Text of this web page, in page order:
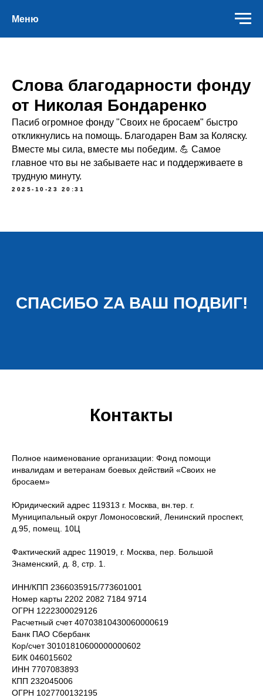
Меню
Слова благодарности фонду
от Николая Бондаренко
Пасиб огромное фонду "Своих не бросаем" быстро
откликнулись на помощь. Благодарен Вам за Коляску.
Вместе мы сила, вместе мы победим. 💪 Самое
главное что вы не забываете нас и поддерживаете в
трудную минуту.
2025-10-23 20:31
СПАСИБО ZA ВАШ ПОДВИГ!
Контакты
Полное наименование организации: Фонд помощи
инвалидам и ветеранам боевых действий «Своих не
бросаем»
Юридический адрес 119313 г. Москва, вн.тер. г.
Муниципальный округ Ломоносовский, Ленинский проспект,
д.95, помещ. 10Ц
Фактический адрес 119019, г. Москва, пер. Большой
Знаменский, д. 8, стр. 1.
ИНН/КПП 2366035915/773601001
Номер карты 2202 2082 7184 9714
ОГРН 1222300029126
Расчетный счет 40703810430060000619
Банк ПАО Сбербанк
Кор/счет 30101810600000000602
БИК 046015602
ИНН 7707083893
КПП 232045006
ОГРН 1027700132195